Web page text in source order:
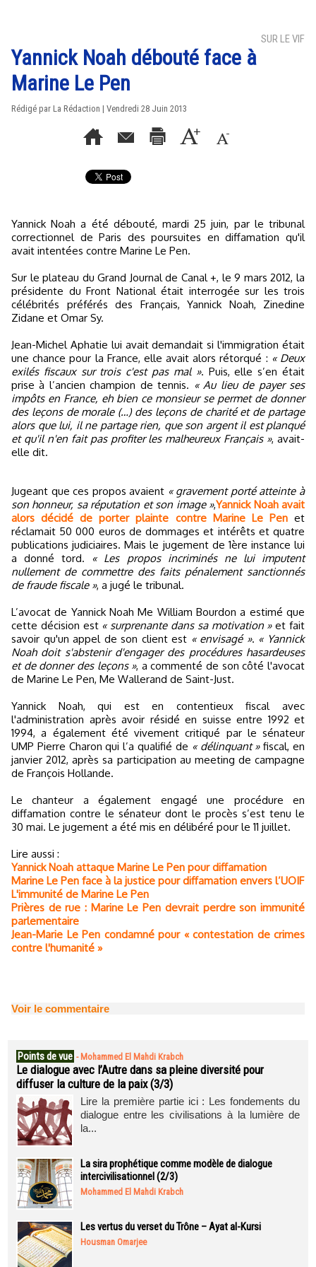
SUR LE VIF
Yannick Noah débouté face à
Marine Le Pen
Rédigé par La Rédaction | Vendredi 28 Juin 2013
Yannick Noah a été débouté, mardi 25 juin, par le tribunal
correctionnel de Paris des poursuites en diffamation qu'il
avait intentées contre Marine Le Pen.
Sur le plateau du Grand Journal de Canal +, le 9 mars 2012, la
présidente du Front National était interrogée sur les trois
célébrités préférés des Français, Yannick Noah, Zinedine
Zidane et Omar Sy.
Jean-Michel Aphatie lui avait demandait si l'immigration était
une chance pour la France, elle avait alors rétorqué : « Deux
exilés fiscaux sur trois c'est pas mal ». Puis, elle s’en était
prise à l’ancien champion de tennis. « Au lieu de payer ses
impôts en France, eh bien ce monsieur se permet de donner
des leçons de morale (…) des leçons de charité et de partage
alors que lui, il ne partage rien, que son argent il est planqué
et qu'il n'en fait pas profiter les malheureux Français », avait-
elle dit.
Jugeant que ces propos avaient « gravement porté atteinte à
son honneur, sa réputation et son image »,Yannick Noah avait
alors décidé de porter plainte contre Marine Le Penet
réclamait 50 000 euros de dommages et intérêts et quatre
publications judiciaires. Mais le jugement de 1ère instance lui
a donné tord. « Les propos incriminés ne lui imputent
nullement de commettre des faits pénalement sanctionnés
de fraude fiscale », a jugé le tribunal.
L’avocat de Yannick Noah Me William Bourdon a estimé que
cette décision est « surprenante dans sa motivation »et fait
savoir qu'un appel de son client est « envisagé ». « Yannick
Noah doit s'abstenir d'engager des procédures hasardeuses
et de donner des leçons », a commenté de son côté l'avocat
de Marine Le Pen, Me Wallerand de Saint-Just.
Yannick Noah, qui est en contentieux fiscal avec
l'administration après avoir résidé en suisse entre 1992 et
1994, a également été vivement critiqué par le sénateur
UMP Pierre Charon qui l’a qualifié de « délinquant »fiscal, en
janvier 2012, après sa participation au meeting de campagne
de François Hollande.
Le chanteur a également engagé une procédure en
diffamation contre le sénateur dont le procès s’est tenu le
30 mai. Le jugement a été mis en délibéré pour le 11 juillet.
Lire aussi :
Yannick Noah attaque Marine Le Pen pour diffamation
Marine Le Pen face à la justice pour diffamation envers l’UOIF
L'immunité de Marine Le Pen
Prières de rue : Marine Le Pen devrait perdre son immunité
parlementaire
Jean-Marie Le Pen condamné pour « contestation de crimes
contre l'humanité »
Voir le commentaire
Points de vue - Mohammed El Mahdi Krabch
Le dialogue avec l’Autre dans sa pleine diversité pour
diffuser la culture de la paix (3/3)
Lire la première partie ici : Les fondements du
dialogue entre les civilisations à la lumière de
la...
La sira prophétique comme modèle de dialogue
intercivilisationnel (2/3)
Mohammed El Mahdi Krabch
Les vertus du verset du Trône – Ayat al-Kursi
Housman Omarjee